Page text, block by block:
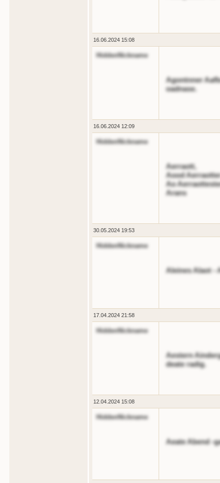
16.06.2024 15:08
HiddenNickname
Agontnner
oadnase.
16.06.2024 12:09
HiddenNickname
Aerraott,
Aood
Ao
Arans
30.05.2024 19:53
HiddenNickname
Aleines Alaot -
17.04.2024 21:58
HiddenNickname
Aestern
deate radig.
12.04.2024 15:08
HiddenNickname
Aeate Abend -